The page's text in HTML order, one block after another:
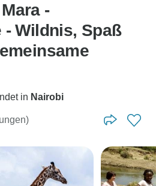
-
Wildnis, Spaß
in Nairobi